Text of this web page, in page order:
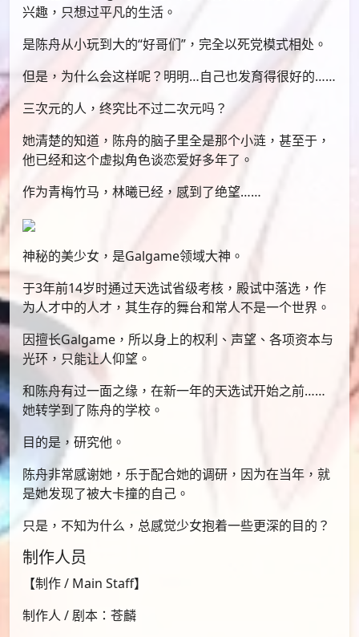
兴趣，只想过平凡的生活。
是陈舟从小玩到大的“好哥们”，完全以死党模式相处。
但是，为什么会这样呢？明明…自己也发育得很好的……
三次元的人，终究比不过二次元吗？
她清楚的知道，陈舟的脑子里全是那个小涟，甚至于，
他已经和这个虚拟角色谈恋爱好多年了。
作为青梅竹马，林曦已经，感到了绝望……
神秘的美少女，是Galgame领域大神。
于3年前14岁时通过天选试省级考核，殿试中落选，作
为人才中的人才，其生存的舞台和常人不是一个世界。
因擅长Galgame，所以身上的权利、声望、各项资本与
光环，只能让人仰望。
和陈舟有过一面之缘，在新一年的天选试开始之前……
她转学到了陈舟的学校。
目的是，研究他。
陈舟非常感谢她，乐于配合她的调研，因为在当年，就
是她发现了被大卡撞的自己。
只是，不知为什么，总感觉少女抱着一些更深的目的？
制作人员
【制作 / Main Staff】
制作人 / 剧本：苍麟